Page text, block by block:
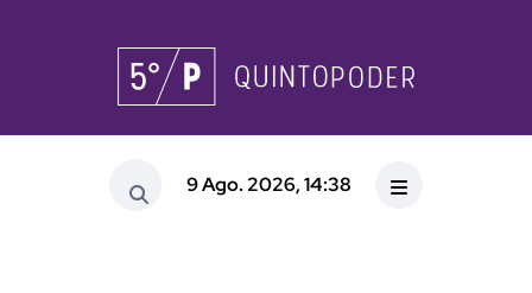
9 Ago. 2026, 14:38